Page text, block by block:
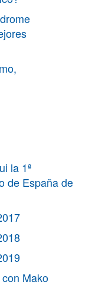
la 1ª
de España de
Mako